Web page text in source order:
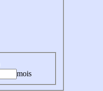
mois